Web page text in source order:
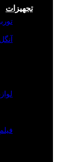
تجهیزات
آنگل